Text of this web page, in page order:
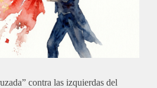
contra las izquierdas del